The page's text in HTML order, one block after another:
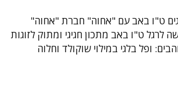
ט"ו באב עם "אחוה" חברת "אחוה"
לרגל ט"ו באב מתכון חגיגי ומתוק לזוגות
ופל בלגי במילוי שוקולד וחלוה